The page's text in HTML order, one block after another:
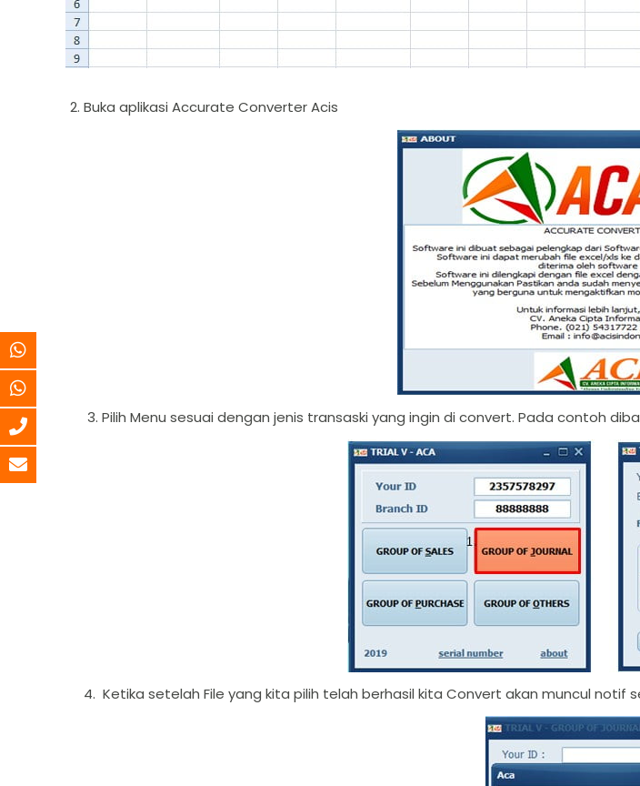
Buka aplikasi Accurate Converter Acis
3. Pilih Menu sesuai dengan jenis transaski yang ingin di convert. Pada
4. Ketika setelah File yang kita pilih telah berhasil kita Convert akan muncul notif